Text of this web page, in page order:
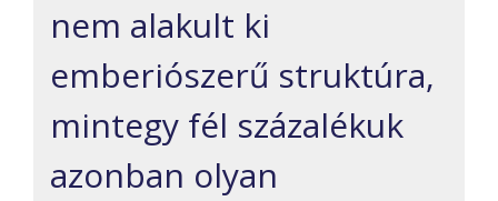
nem alakult ki
emberiószerű struktúra,
mintegy fél százalékuk
azonban olyan